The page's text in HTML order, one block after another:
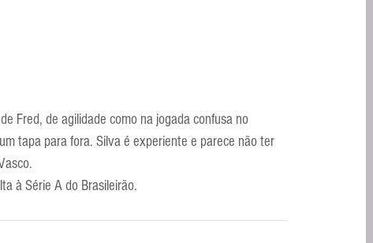
Fred, de agilidade como na jogada confusa no
tapa para fora. Silva é experiente e parece não ter
à Série A do Brasileirão.